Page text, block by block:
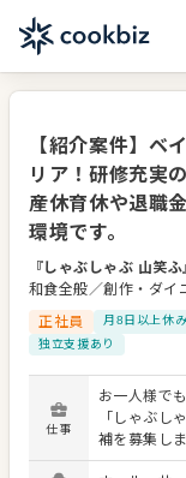
【紹介案件】ベ
リア！研修充実
産休育休や退職
環境です。
『しゃぶしゃぶ 山笑
和食全般／創作・ダイ
正社員
月8日以上休
独立支援あり
仕事
お一人様で
「しゃぶし
補を募集し
ンでの仕込